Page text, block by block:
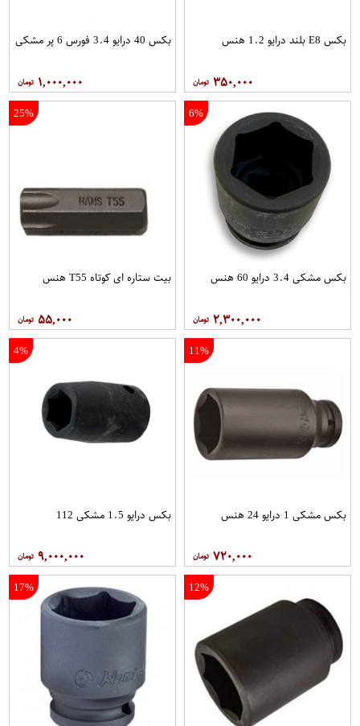
بکس E8 بلند درایو 1.2 هنس
۳۵۰,۰۰۰
بکس 40 درایو 3.4 فورس 6 پر مشکی
۱,۰۰۰,۰۰۰
6%
بکس مشکی 3.4 درایو 60 هنس
۲,۳۰۰,۰۰۰
25%
بیت ستاره ای کوتاه T55 هنس
۵۵,۰۰۰
11%
بکس مشکی 1 درایو 24 هنس
۷۲۰,۰۰۰
4%
بکس درایو 1.5 مشکی 112
۹,۰۰۰,۰۰۰
12%
17%